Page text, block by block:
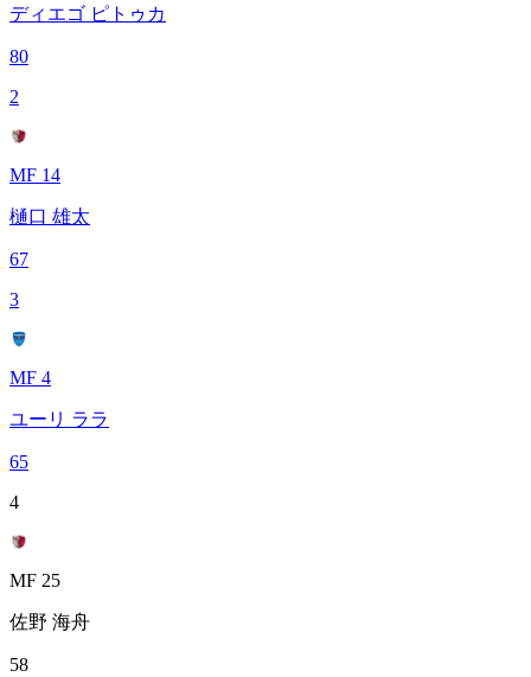
ディエゴ ピトゥカ
80
2
MF 14
樋口 雄太
67
3
MF 4
ユーリ ララ
65
4
MF 25
佐野 海舟
58